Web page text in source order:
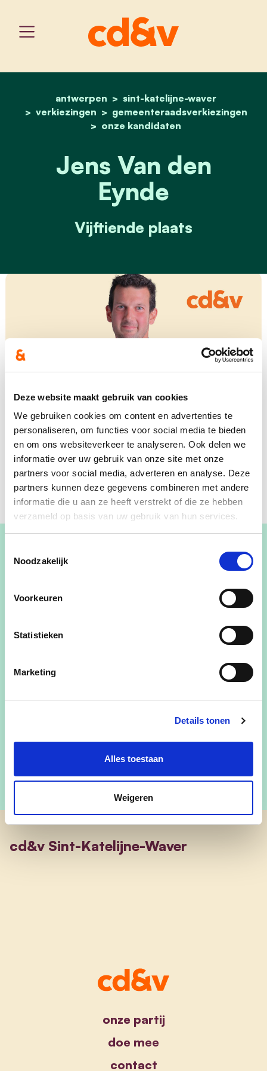
Deze website maakt gebruik van cookies
We gebruiken cookies om content en advertenties te
personaliseren, om functies voor social media te bieden
en om ons websiteverkeer te analyseren. Ook delen we
informatie over uw gebruik van onze site met onze
partners voor social media, adverteren en analyse. Deze
partners kunnen deze gegevens combineren met andere
informatie die u aan ze heeft verstrekt of die ze hebben
verzameld op basis van uw gebruik van hun services.
Noodzakelijk
Voorkeuren
Statistieken
Marketing
Details tonen
Alles toestaan
Weigeren
home
antwerpen
sint-katelijne-waver
verkiezingen
gemeenteraadsverkiezingen
onze kandidaten
jens van den eynde
Jens Van den
Eynde
Vijftiende plaats
Beroep: Tuinder
Woont in het Centrum
cd&v Sint-Katelijne-Waver
onze partij
doe mee
contact